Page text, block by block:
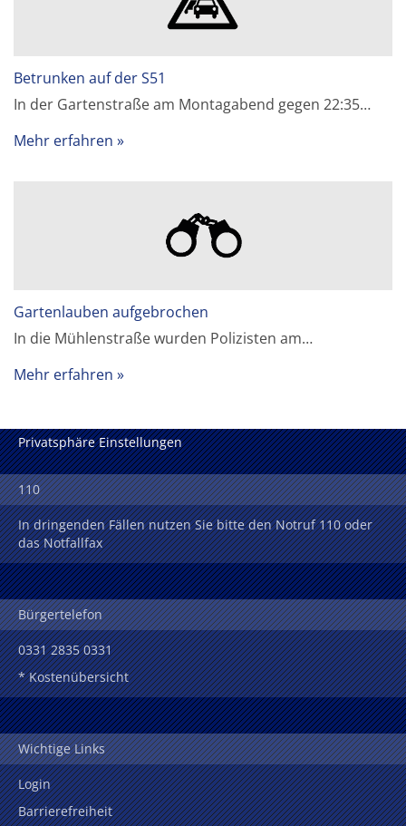
Betrunken auf der S51
In der Gartenstraße am Montagabend gegen 22:35…
Mehr erfahren
Gartenlauben aufgebrochen
In die Mühlenstraße wurden Polizisten am…
Mehr erfahren
Privatsphäre Einstellungen
110
In dringenden Fällen nutzen Sie bitte den Notruf 110 oder
das Notfallfax
Bürgertelefon
0331 2835 0331
* Kostenübersicht
Wichtige Links
Login
Barrierefreiheit